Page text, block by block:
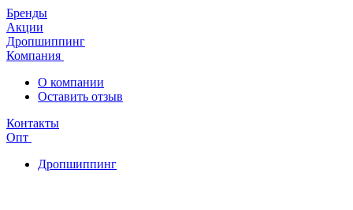
Бренды
Акции
Дропшиппинг
Компания
О компании
Оставить отзыв
Контакты
Опт
Дропшиппинг